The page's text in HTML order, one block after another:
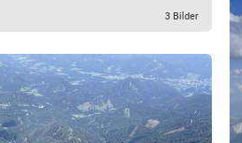
3 Bilder